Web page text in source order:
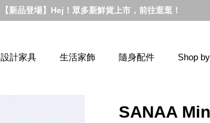
【新品登場】Hej！眾多新鮮貨上市，前往逛逛！
設計家具 生活家飾 隨身配件 Shop by
SANAA